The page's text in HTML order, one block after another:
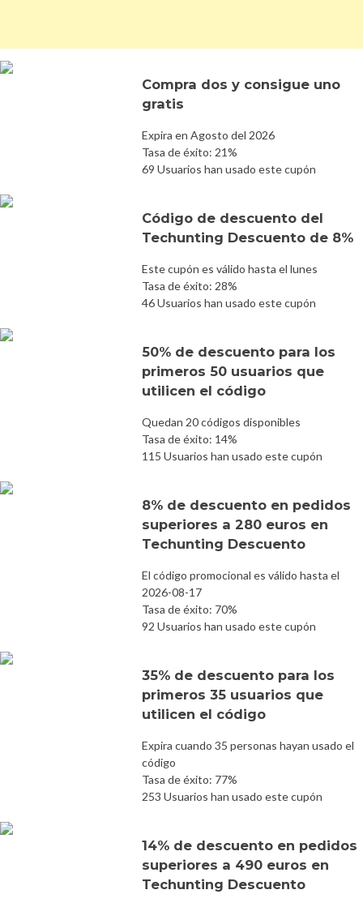
Compra dos y consigue uno
gratis
Expira en Agosto del 2026
Tasa de éxito: 21%
69 Usuarios han usado este cupón
Código de descuento del
Techunting Descuento de 8%
Este cupón es válido hasta el lunes
Tasa de éxito: 28%
46 Usuarios han usado este cupón
50% de descuento para los
primeros 50 usuarios que
utilicen el código
Quedan 20 códigos disponibles
Tasa de éxito: 14%
115 Usuarios han usado este cupón
8% de descuento en pedidos
superiores a 280 euros en
Techunting Descuento
El código promocional es válido hasta el
2026-08-17
Tasa de éxito: 70%
92 Usuarios han usado este cupón
35% de descuento para los
primeros 35 usuarios que
utilicen el código
Expira cuando 35 personas hayan usado el
código
Tasa de éxito: 77%
253 Usuarios han usado este cupón
14% de descuento en pedidos
superiores a 490 euros en
Techunting Descuento